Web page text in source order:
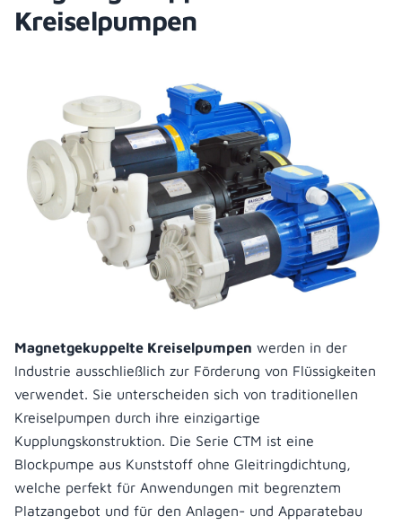
Kreiselpumpen
Magnetgekuppelte Kreiselpumpen werden in der
Industrie ausschließlich zur Förderung von Flüssigkeiten
verwendet. Sie unterscheiden sich von traditionellen
Kreiselpumpen durch ihre einzigartige
Kupplungskonstruktion. Die Serie CTM ist eine
Blockpumpe aus Kunststoff ohne Gleitringdichtung,
welche perfekt für Anwendungen mit begrenztem
Platzangebot und für den Anlagen- und Apparatebau